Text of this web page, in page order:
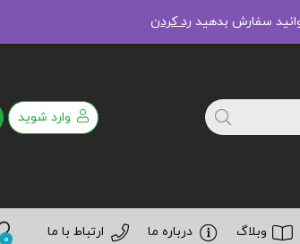
وارد شوید
وبلاگ درباره ما ارتباط با ما 0
سفارش بدهید رد کردن